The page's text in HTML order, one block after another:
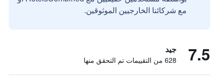
مع شركائنا الخارجيين الموثوقين.
7.5 جيد
628 من التقييمات تم التحقق منها